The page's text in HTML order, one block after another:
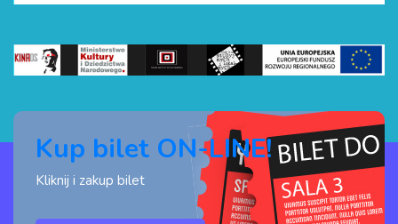
Kup bilet ON-LINE!
Kliknij i zakup bilet